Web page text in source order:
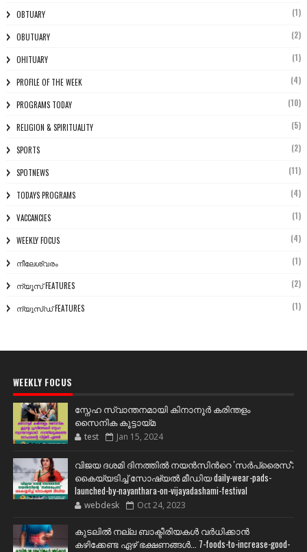
OBTUARY (1)
OBUTUARY (2)
OHITUARY (1)
PROFILE OF THE WEEK (4)
PROGRAMS TODAY (10)
RELIGION & SPIRITUALITY (5)
SPORTS (2)
SPOTNEWS (11)
TODAYS PROGRAMS (4)
VACCANCIES (1)
WEEKLY FOCUS (4)
നീലേശ്വരം (1)
ന്യൂസ് FEATURES (2)
ന്യൂസ്ഡ് FEATURES (1)
WEEKLY FOCUS
സ്നേഹ സ്വാന്തനമായി കിനാനൂർ കരിന്തളം
സൈനിക കൂട്ടായ്മ
test Jan 15, 2024
വിജയ ദശമി ദിനത്തില്‍ നയന്‍സിന്‍റെ 'സര്‍പ്രൈസ്';
കൈയ്യടിച്ച് സോഷ്യല്‍ മീഡിയ daily-wear-pads-
launched-by-nayanthara-on-vijayadashami-festival
webdesk Oct 24, 2023
കുടലിൽ നല്ല ബാക്ടീരിയകൾ വര്‍ധിക്കാന്‍
കഴിക്കേണ്ട ഏഴ് ഭക്ഷണങ്ങള്‍... 7-foods-to-increase-good-